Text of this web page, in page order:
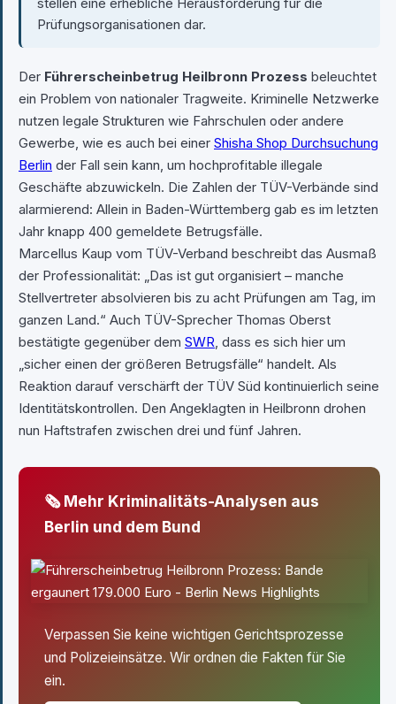
Prüfungsorganisationen dar.
Der Führerscheinbetrug Heilbronn Prozess beleuchtet
ein Problem von nationaler Tragweite. Kriminelle Netzwerke
nutzen legale Strukturen wie Fahrschulen oder andere
Gewerbe, wie es auch bei einer Shisha Shop Durchsuchung
Berlin der Fall sein kann, um hochprofitable illegale
Geschäfte abzuwickeln. Die Zahlen der TÜV-Verbände sind
alarmierend: Allein in Baden-Württemberg gab es im letzten
Jahr knapp 400 gemeldete Betrugsfälle.
Marcellus Kaup vom TÜV-Verband beschreibt das Ausmaß
der Professionalität: „Das ist gut organisiert – manche
Stellvertreter absolvieren bis zu acht Prüfungen am Tag, im
ganzen Land.“ Auch TÜV-Sprecher Thomas Oberst
bestätigte gegenüber dem SWR , dass es sich hier um
„sicher einen der größeren Betrugsfälle“ handelt. Als
Reaktion darauf verschärft der TÜV Süd kontinuierlich seine
Identitätskontrollen. Den Angeklagten in Heilbronn drohen
nun Haftstrafen zwischen drei und fünf Jahren.
🗞 Mehr Kriminalitäts-Analysen aus
Berlin und dem Bund
Verpassen Sie keine wichtigen Gerichtsprozesse
und Polizeieinsätze. Wir ordnen die Fakten für Sie
ein.